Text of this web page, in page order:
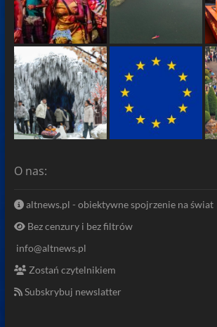
O nas:
altnews.pl - obiektywne spojrzenie na świat
Bez cenzury i bez filtrów
info@altnews.pl
Zostań czytelnikiem
Subskrybuj newslatter